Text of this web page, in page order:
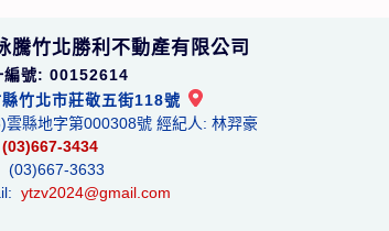
騰竹北勝利不動產有限公司
編號: 00152614
竹北市莊敬五街118號
雲縣地字第000308號 經紀人: 林羿豪
(03)667-3434
(03)667-3633
ytzv2024@gmail.com